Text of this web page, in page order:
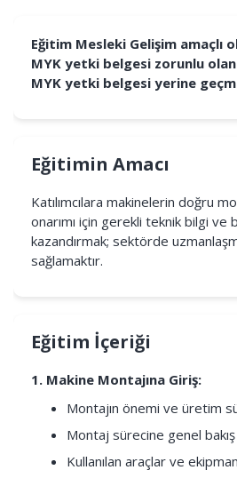
Eğitim Mesleki Gelişim amaçlı
MYK yetki belgesi zorunlu
MYK yetki belgesi yerine
Eğitimin Amacı
Katılımcılara makinelerin doğru
onarımı için gerekli teknik bilgi ve
kazandırmak; sektörde
sağlamaktır.
Eğitim İçeriği
1. Makine Montajına Giriş:
Montajın önemi ve üretim
Montaj sürecine genel bakış
Kullanılan araçlar ve